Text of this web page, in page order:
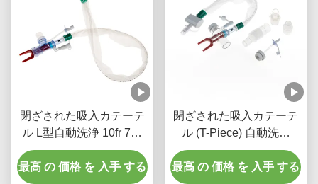
閉ざされた吸入カテーテ
ル L型自動洗浄 10fr 72h
病院用 双回転肘
最高 の 価格 を 入手 する
閉ざされた吸入カテーテ
ル (T-Piece) 自動洗浄
72H 大人用
最高 の 価格 を 入手 する